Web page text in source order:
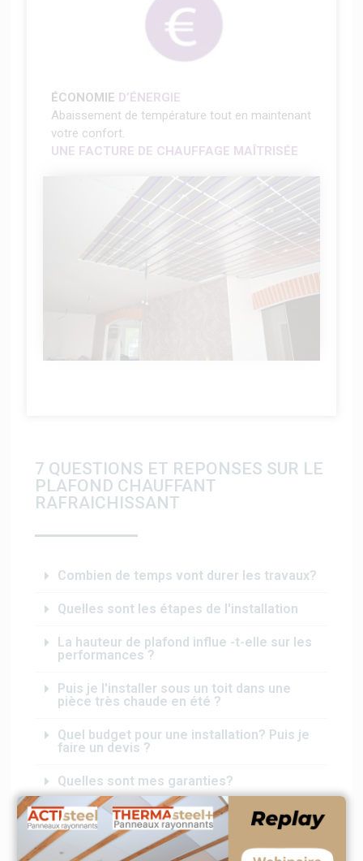
ÉCONOMIE D’ÉNERGIE
Abaissement de température tout en maintenant
votre confort.
UNE FACTURE DE CHAUFFAGE MAÎTRISÉE
7 QUESTIONS ET REPONSES SUR LE
PLAFOND CHAUFFANT
RAFRAICHISSANT
Combien de temps vont durer les travaux?
Quelles sont les étapes de l'installation
La hauteur de plafond influe -t-elle sur les
performances ?
Puis je l'installer sous un toit dans une
pièce très chaude en été ?
Quel budget pour une installation? Puis je
faire un devis ?
Quelles sont mes garanties?
J'ai déja un chauffage: est-ce compatible?